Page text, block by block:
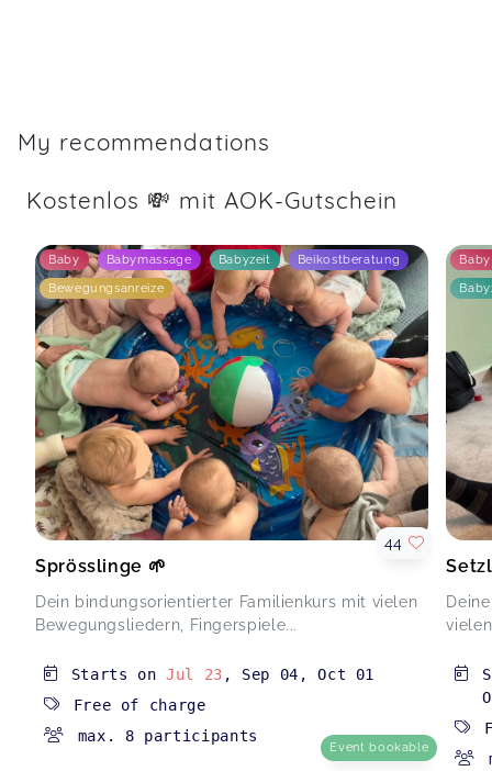
My recommendations
Kostenlos 💸 mit AOK-Gutschein
Baby Babymassage Babyzeit Beikostberatung
Bewegungsanreize
Sprösslinge 🌱
Dein bindungsorientierter Familienkurs mit vielen
Bewegungsliedern, Fingerspiele...
44
Starts onJul 23 , Sep 04 ,Oct 01
Free of charge
max. 8 participants
Event bookable
Baby